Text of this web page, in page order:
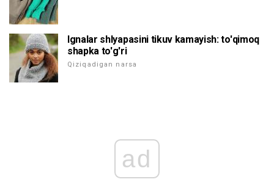
Ignalar shlyapasini tikuv kamayish: to'qimoq
shapka to'g'ri
Qiziqadigan narsa
ad